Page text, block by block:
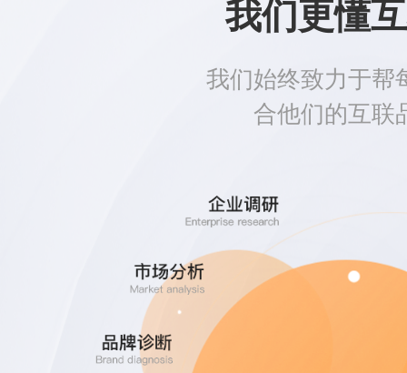
我们更懂
我们始终致力于帮
合他们的互联